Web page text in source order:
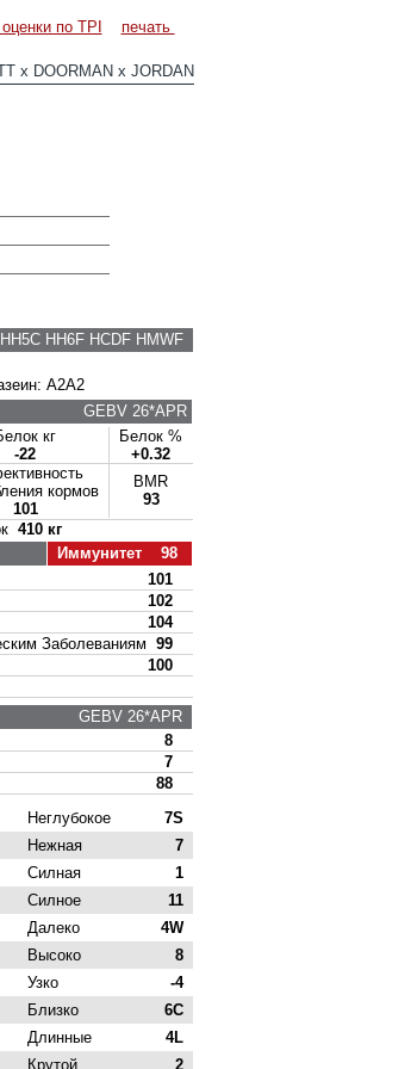
по TPI печать
x DOORMAN x JORDAN
HH6F HCDF HMWF
A2A2
GEBV 26*APR
кг
-22
Белок %
+0.32
кормов
101
BMR
93
410 кг
Иммунитет 98
101
102
104
Заболеваниям
99
100
GEBV 26*APR
8
7
88
Неглубокое
7S
Нежная
7
Силная
1
Силное
11
Далеко
4W
Высоко
8
Узко
-4
Близко
6C
Длинные
4L
Крутой 2